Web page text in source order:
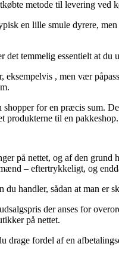
metode til levering ved
en lille smule dyrere,
temmelig essentielt at du
, men vær
for en præcis sum.
produkterne til en pakkeshop.
på nettet, og af den grund
– eftertrykkeligt, og
handler, sådan at man er
der anses for
på nettet.
fordel af en